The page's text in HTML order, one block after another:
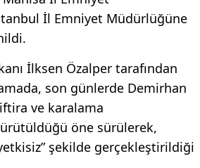
İl Emniyet Müdürlüğüne
İlksen Özalper tarafından
son günlerde Demirhan
ve karalama
öne sürülerek,
şekilde gerçekleştirildiği